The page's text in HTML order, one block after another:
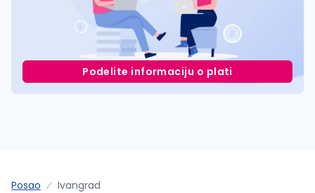
Podelite informaciju o plati
Posao Ivangrad